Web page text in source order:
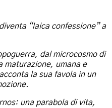
“laica confessione” a
dal microcosmo di
maturazione, umana e
la sua favola in un
una parabola di vita,